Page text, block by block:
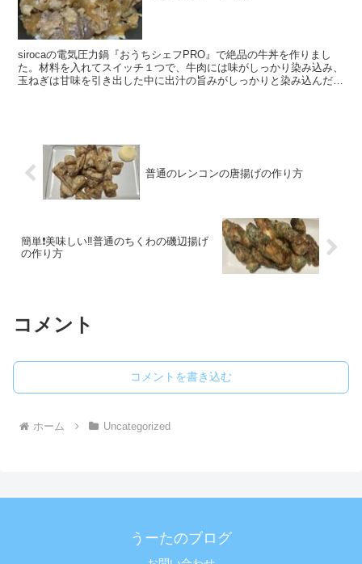
sirocaの電気圧力鍋『おうちシェフPRO』で絶品の牛丼を作りまし
た。材料を入れてスイッチ１つで、牛肉には味がしっかり染み込み、
玉ねぎは甘味を引き出した中に出汁の旨みがしっかりと染み込んだ絶
普通のレンコンの唐揚げの作り方
簡単❗️美味しい‼️普通のちくわの磯辺揚げ
の作り方
コメント
コメントを書き込む
ホーム Uncategorized
うーたのブログ